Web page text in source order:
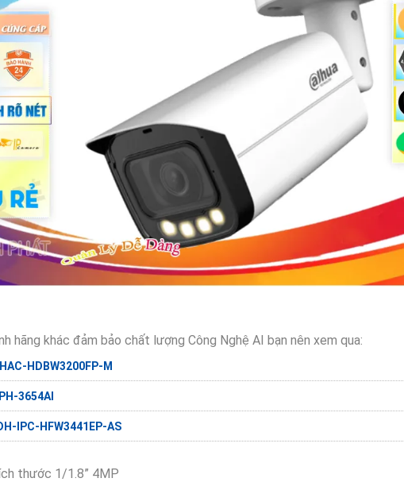
hãng khác đảm bảo chất lượng Công Nghệ AI bạn nên xem qua:
HDBW3200FP-M
3654AI
IPC-HFW3441EP-AS
thước 1/1.8” 4MP